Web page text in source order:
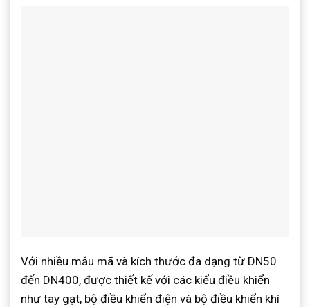
Với nhiều mẫu mã và kích thước đa dạng từ DN50
đến DN400, được thiết kế với các kiểu điều khiển
như tay gạt, bộ điều khiển điện và bộ điều khiển khí